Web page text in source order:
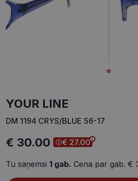
YOUR LINE
DM 1194 CRYS/BLUE 56-17
€ 30.00 € 27.00
Tu saņemsi 1 gab. Cena par gab. €